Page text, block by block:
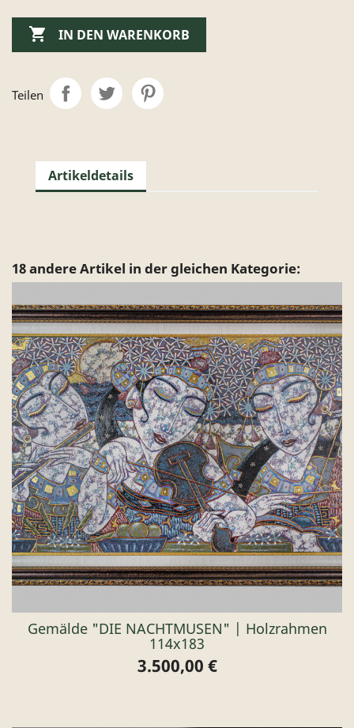
 IN DEN WARENKORB
Teilen
Artikeldetails
18 andere Artikel in der gleichen Kategorie:
Gemälde "DIE NACHTMUSEN" | Holzrahmen
114x183
Preis
3.500,00 €